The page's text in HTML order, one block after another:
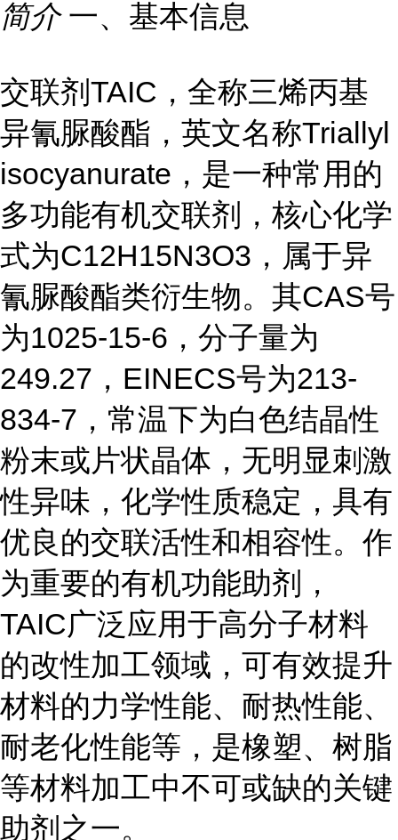
简介 一、基本信息
交联剂TAIC，全称三烯丙基
异氰脲酸酯，英文名称Triallyl
isocyanurate，是一种常用的
多功能有机交联剂，核心化学
式为C12H15N3O3，属于异
氰脲酸酯类衍生物。其CAS号
为1025-15-6，分子量为
249.27，EINECS号为213-
834-7，常温下为白色结晶性
粉末或片状晶体，无明显刺激
性异味，化学性质稳定，具有
优良的交联活性和相容性。作
为重要的有机功能助剂，
TAIC广泛应用于高分子材料
的改性加工领域，可有效提升
材料的力学性能、耐热性能、
耐老化性能等，是橡塑、树脂
等材料加工中不可或缺的关键
助剂之一。